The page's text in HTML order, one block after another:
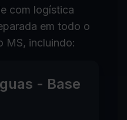
com logística
em todo o
MS, incluindo:
- Base